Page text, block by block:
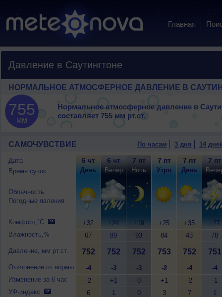
Главная
Давление в Саутингтоне
НОРМАЛЬНОЕ АТМОСФЕРНОЕ ДАВЛЕНИЕ В
755
мм
Нормальное атмосферное давление в
составляет 755 мм рт.ст.
САМОЧУВСТВИЕ По часам 3 дня 14
Дата
Время суток
Облачность
Погодные явления
Комфорт,°C
Влажность,%
Давление, мм рт.ст.
Отклонение от нормы
Изменение за 6 час
УФ-индекс
6 чт
День
+32
67
752
-4
-2
6
6 чт
Вечер
+24
89
752
-3
+1
1
7 пт
Ночь
+19
93
752
-3
0
0
7 пт
Утро
+25
84
753
-2
+1
3
7 пт
День
+35
43
752
-4
-2
7
7 пт
+27
78
751
-4
-1
1